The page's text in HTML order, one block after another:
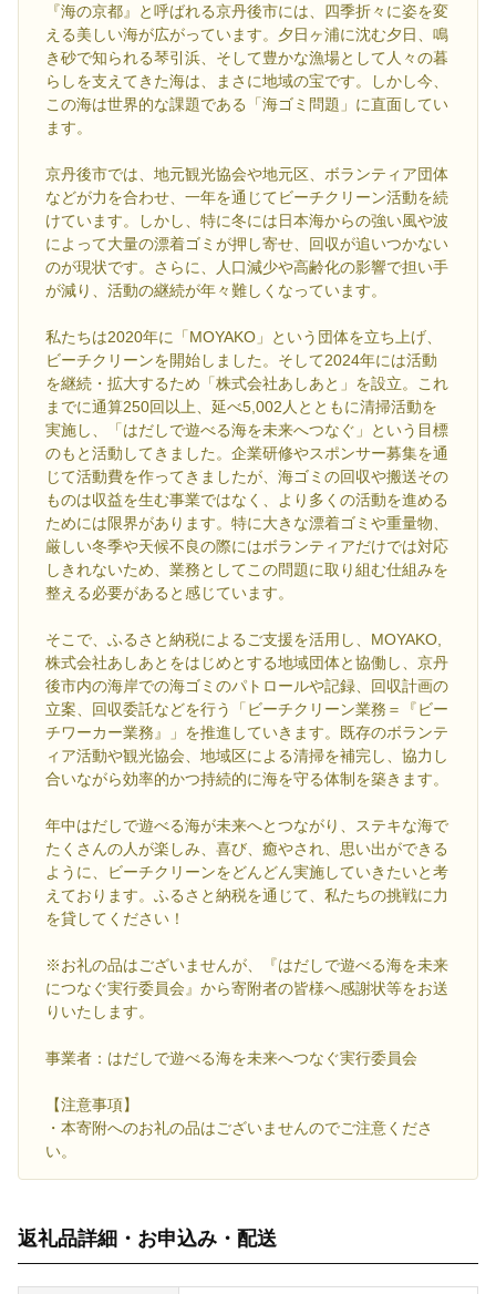
『海の京都』と呼ばれる京丹後市には、四季折々に姿を変
える美しい海が広がっています。夕日ヶ浦に沈む夕日、鳴
き砂で知られる琴引浜、そして豊かな漁場として人々の暮
らしを支えてきた海は、まさに地域の宝です。しかし今、
この海は世界的な課題である「海ゴミ問題」に直面してい
ます。
京丹後市では、地元観光協会や地元区、ボランティア団体
などが力を合わせ、一年を通じてビーチクリーン活動を続
けています。しかし、特に冬には日本海からの強い風や波
によって大量の漂着ゴミが押し寄せ、回収が追いつかない
のが現状です。さらに、人口減少や高齢化の影響で担い手
が減り、活動の継続が年々難しくなっています。
私たちは2020年に「MOYAKO」という団体を立ち上げ、
ビーチクリーンを開始しました。そして2024年には活動
を継続・拡大するため「株式会社あしあと」を設立。これ
までに通算250回以上、延べ5,002人とともに清掃活動を
実施し、「はだしで遊べる海を未来へつなぐ」という目標
のもと活動してきました。企業研修やスポンサー募集を通
じて活動費を作ってきましたが、海ゴミの回収や搬送その
ものは収益を生む事業ではなく、より多くの活動を進める
ためには限界があります。特に大きな漂着ゴミや重量物、
厳しい冬季や天候不良の際にはボランティアだけでは対応
しきれないため、業務としてこの問題に取り組む仕組みを
整える必要があると感じています。
そこで、ふるさと納税によるご支援を活用し、MOYAKO,
株式会社あしあとをはじめとする地域団体と協働し、京丹
後市内の海岸での海ゴミのパトロールや記録、回収計画の
立案、回収委託などを行う「ビーチクリーン業務＝『ビー
チワーカー業務』」を推進していきます。既存のボランテ
ィア活動や観光協会、地域区による清掃を補完し、協力し
合いながら効率的かつ持続的に海を守る体制を築きます。
年中はだしで遊べる海が未来へとつながり、ステキな海で
たくさんの人が楽しみ、喜び、癒やされ、思い出ができる
ように、ビーチクリーンをどんどん実施していきたいと考
えております。ふるさと納税を通じて、私たちの挑戦に力
を貸してください！
※お礼の品はございませんが、『はだしで遊べる海を未来
につなぐ実行委員会』から寄附者の皆様へ感謝状等をお送
りいたします。
事業者：はだしで遊べる海を未来へつなぐ実行委員会
【注意事項】
・本寄附へのお礼の品はございませんのでご注意くださ
い。
返礼品詳細・お申込み・配送